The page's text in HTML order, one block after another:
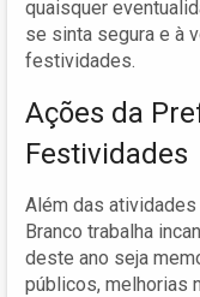
quaisquer
se sinta segura e à
festividades.
Ações da
Festividades
Além das
Branco trabalha
deste ano seja
públicos, melhorias